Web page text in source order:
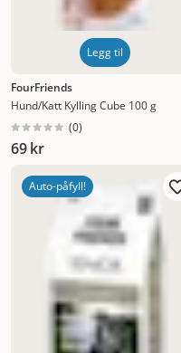
Legg til
FourFriends
Hund/Katt Kylling Cube 100 g
(0)
69 kr
Auto-påfyll!